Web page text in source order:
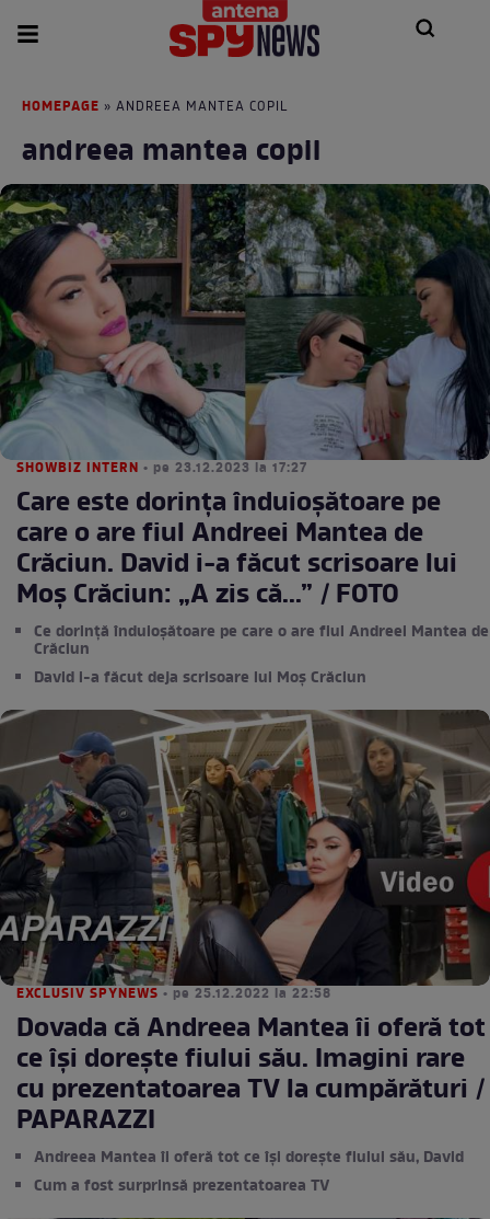
HOMEPAGE » ANDREEA MANTEA COPIL
andreea mantea copil
SHOWBIZ INTERN • pe 23.12.2023 la 17:27
Care este dorința înduioșătoare pe
care o are fiul Andreei Mantea de
Crăciun. David i-a făcut scrisoare lui
Moș Crăciun: „A zis că...” / FOTO
Ce dorință înduioșătoare pe care o are fiul Andreei Mantea de
Crăciun
David i-a făcut deja scrisoare lui Moș Crăciun
EXCLUSIV SPYNEWS • pe 25.12.2022 la 22:58
Dovada că Andreea Mantea îi oferă tot
ce își dorește fiului său. Imagini rare
cu prezentatoarea TV la cumpărături /
PAPARAZZI
Andreea Mantea îi oferă tot ce își dorește fiului său, David
Cum a fost surprinsă prezentatoarea TV